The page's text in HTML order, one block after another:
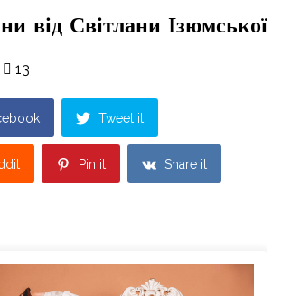
від Світлани Ізюмської
13
Tweet it
Pin it Share it